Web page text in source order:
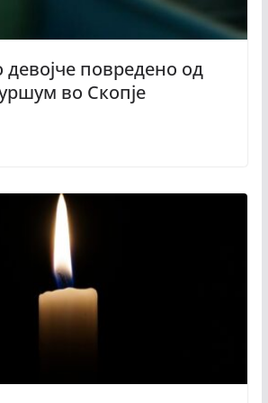
повредено од
во Скопје